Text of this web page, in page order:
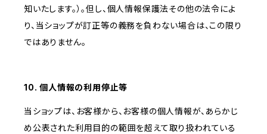
知いたします。）。但し、個人情報保護法その他の法令によ
り、当ショップが訂正等の義務を負わない場合は、この限り
ではありません。
10. 個人情報の利用停止等
当ショップは、お客様から、お客様の個人情報が、あらかじ
め公表された利用目的の範囲を超えて取り扱われている